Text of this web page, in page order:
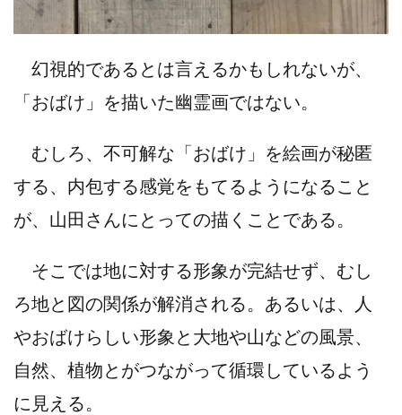
幻視的であるとは言えるかもしれないが、
「おばけ」を描いた幽霊画ではない。
むしろ、不可解な「おばけ」を絵画が秘匿
する、内包する感覚をもてるようになること
が、山田さんにとっての描くことである。
そこでは地に対する形象が完結せず、むし
ろ地と図の関係が解消される。あるいは、人
やおばけらしい形象と大地や山などの風景、
自然、植物とがつながって循環しているよう
に見える。